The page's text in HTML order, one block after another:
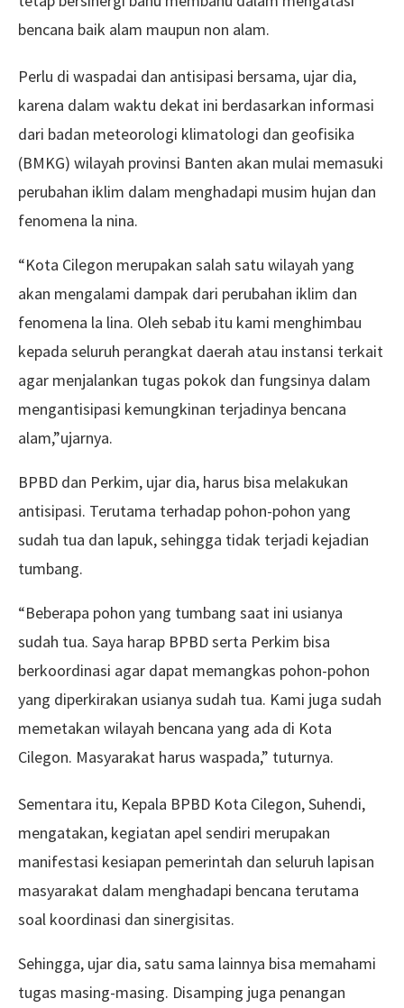
bencana baik alam maupun non alam.
Perlu di waspadai dan antisipasi bersama, ujar dia,
karena dalam waktu dekat ini berdasarkan informasi
dari badan meteorologi klimatologi dan geofisika
(BMKG) wilayah provinsi Banten akan mulai memasuki
perubahan iklim dalam menghadapi musim hujan dan
fenomena la nina.
“Kota Cilegon merupakan salah satu wilayah yang
akan mengalami dampak dari perubahan iklim dan
fenomena la lina. Oleh sebab itu kami menghimbau
kepada seluruh perangkat daerah atau instansi terkait
agar menjalankan tugas pokok dan fungsinya dalam
mengantisipasi kemungkinan terjadinya bencana
alam,”ujarnya.
BPBD dan Perkim, ujar dia, harus bisa melakukan
antisipasi. Terutama terhadap pohon-pohon yang
sudah tua dan lapuk, sehingga tidak terjadi kejadian
tumbang.
“Beberapa pohon yang tumbang saat ini usianya
sudah tua. Saya harap BPBD serta Perkim bisa
berkoordinasi agar dapat memangkas pohon-pohon
yang diperkirakan usianya sudah tua. Kami juga sudah
memetakan wilayah bencana yang ada di Kota
Cilegon. Masyarakat harus waspada,” tuturnya.
Sementara itu, Kepala BPBD Kota Cilegon, Suhendi,
mengatakan, kegiatan apel sendiri merupakan
manifestasi kesiapan pemerintah dan seluruh lapisan
masyarakat dalam menghadapi bencana terutama
soal koordinasi dan sinergisitas.
Sehingga, ujar dia, satu sama lainnya bisa memahami
tugas masing-masing. Disamping juga penangan